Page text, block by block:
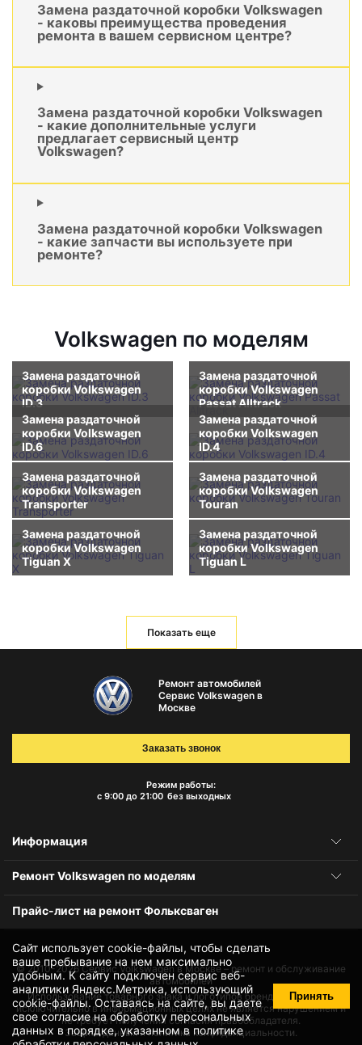
Замена раздаточной коробки Volkswagen
- каковы преимущества проведения
ремонта в вашем сервисном центре?
Замена раздаточной коробки Volkswagen
- какие дополнительные услуги
предлагает сервисный центр
Volkswagen?
Замена раздаточной коробки Volkswagen
- какие запчасти вы используете при
ремонте?
Volkswagen по моделям
Замена раздаточной
коробки Volkswagen
ID.3
Замена раздаточной
коробки Volkswagen
Passat Alltrack
Замена раздаточной
коробки Volkswagen
ID.6
Замена раздаточной
коробки Volkswagen
ID.4
Замена раздаточной
коробки Volkswagen
Transporter
Замена раздаточной
коробки Volkswagen
Touran
Замена раздаточной
коробки Volkswagen
Tiguan X
Замена раздаточной
коробки Volkswagen
Tiguan L
Показать еще
Сайт использует cookie-файлы, чтобы сделать
ваше пребывание на нем максимально
удобным. К cайту подключен сервис веб-
аналитики Яндекс.Метрика, использующий
cookie-файлы. Оставаясь на сайте, вы даете
своесогласие на обработку персональных
данных в порядке, указанном в политике
Принять
Ремонт автомобилей
Сервис Volkswagen в
Москве
Режим работы:
с 9:00 до 21:00 без выходных
Заказать звонок
Информация
Ремонт Volkswagen по моделям
Прайс-лист на ремонт Фольксваген
© 2010-2026Сервис Volkswagen в Москве – ремонт и обслуживание
автомобилей
Использование товарного знака и логотипов бренда происходит
исключительно в информационных целях не является нарушением и
не требует получения согласия правообладателя.
Защита данных и политика конфиденциальности.